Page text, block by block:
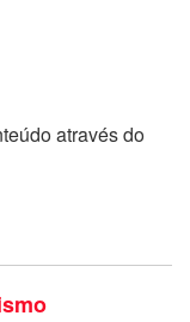
através do